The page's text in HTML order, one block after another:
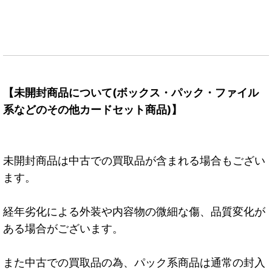
【未開封商品について(ボックス・パック・ファイル
系などのその他カードセット商品)】
未開封商品は中古での買取品が含まれる場合もござい
ます。
経年劣化による外装や内容物の微細な傷、品質変化が
ある場合がございます。
また中古での買取品の為、パック系商品は通常の封入